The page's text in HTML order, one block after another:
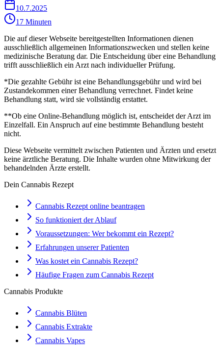
10.7.2025
17 Minuten
Die auf dieser Webseite bereitgestellten Informationen dienen
ausschließlich allgemeinen Informationszwecken und stellen keine
medizinische Beratung dar. Die Entscheidung über eine Behandlung
trifft ausschließlich ein Arzt nach individueller Prüfung.
*Die gezahlte Gebühr ist eine Behandlungsgebühr und wird bei
Zustandekommen einer Behandlung verrechnet. Findet keine
Behandlung statt, wird sie vollständig erstattet.
**Ob eine Online-Behandlung möglich ist, entscheidet der Arzt im
Einzelfall. Ein Anspruch auf eine bestimmte Behandlung besteht
nicht.
Diese Webseite vermittelt zwischen Patienten und Ärzten und ersetzt
keine ärztliche Beratung. Die Inhalte wurden ohne Mitwirkung der
behandelnden Ärzte erstellt.
Dein Cannabis Rezept
Cannabis Rezept online beantragen
So funktioniert der Ablauf
Voraussetzungen: Wer bekommt ein Rezept?
Erfahrungen unserer Patienten
Was kostet ein Cannabis Rezept?
Häufige Fragen zum Cannabis Rezept
Cannabis Produkte
Cannabis Blüten
Cannabis Extrakte
Cannabis Vapes